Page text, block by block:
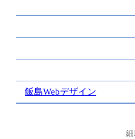
飯島Webデザイン
細